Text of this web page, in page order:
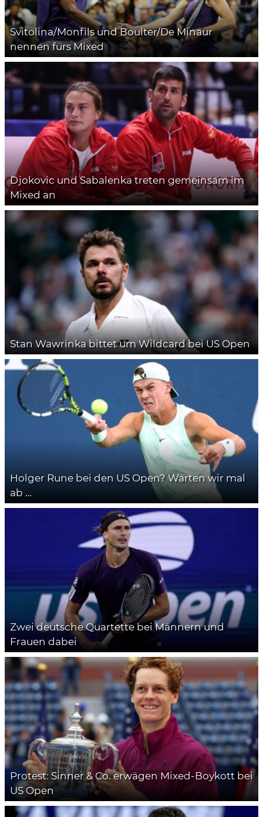
Svitolina/Monfils und Boulter/De Minaur
nennen fürs Mixed
Djokovic und Sabalenka treten gemeinsam im
Mixed an
Stan Wawrinka bittet um Wildcard bei US Open
Holger Rune bei den US Open? Warten wir mal
ab …
Zwei deutsche Quartette bei Männern und
Frauen dabei
Protest: Sinner & Co. erwägen Mixed-Boykott bei
US Open